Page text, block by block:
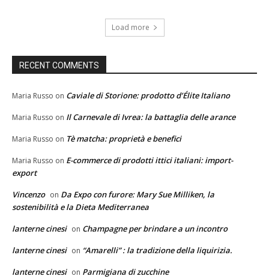
Load more
RECENT COMMENTS
Maria Russo on Caviale di Storione: prodotto d’Élite Italiano
Maria Russo on Il Carnevale di Ivrea: la battaglia delle arance
Maria Russo on Tè matcha: proprietà e benefici
Maria Russo on E-commerce di prodotti ittici italiani: import-
export
Vincenzo on Da Expo con furore: Mary Sue Milliken, la
sostenibilità e la Dieta Mediterranea
lanterne cinesi on Champagne per brindare a un incontro
lanterne cinesi on “Amarelli” : la tradizione della liquirizia.
lanterne cinesi on Parmigiana di zucchine